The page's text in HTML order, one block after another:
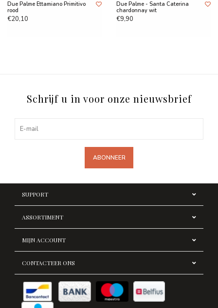
Due Palme Ettamiano Primitivo
rood
€20,10
Due Palme - Santa Caterina
chardonnay wit
€9,90
Schrijf u in voor onze nieuwsbrief
ABONNEER
SUPPORT
ASSORTIMENT
MIJN ACCOUNT
CONTACTEER ONS